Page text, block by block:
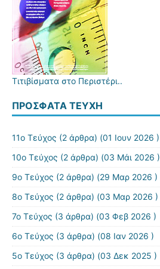
Τιτιβίσματα στο Περιστέρι..
ΠΡΌΣΦΑΤΑ ΤΕΎΧΗ
11ο Τεύχος (2 άρθρα) (01 Ιουν 2026 )
10ο Τεύχος (2 άρθρα) (03 Μάι 2026 )
9ο Τεύχος (2 άρθρα) (29 Μαρ 2026 )
8o Τεύχος (2 άρθρα) (03 Μαρ 2026 )
7ο Τεύχος (3 άρθρα) (03 Φεβ 2026 )
6ο Τεύχος (3 άρθρα) (08 Ιαν 2026 )
5ο Τεύχος (3 άρθρα) (03 Δεκ 2025 )